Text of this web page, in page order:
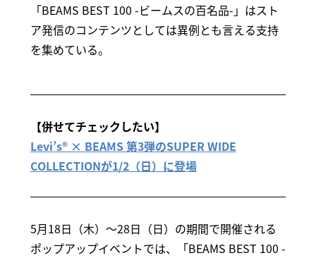
「BEAMS BEST 100 -ビームスの百名品-」はスト
ア発信のコンテンツとしては異例とも言える支持
を集めている。
【併せてチェックしたい】
Levi’s® × BEAMS 第3弾のSUPER WIDE
COLLECTIONが1/2（日）に登場
5月18日（木）～28日（日）の期間で開催される
ポップアップイベントでは、「BEAMS BEST 100 -